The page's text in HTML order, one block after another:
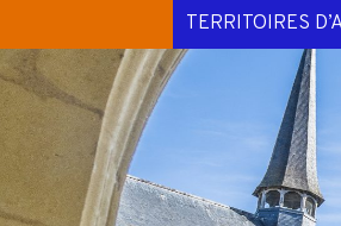
TERRITOIRES